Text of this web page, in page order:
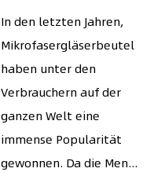
In den letzten Jahren,
Mikrofasergläserbeutel
haben unter den
Verbrauchern auf der
ganzen Welt eine
immense Popularität
gewonnen. Da die Men...